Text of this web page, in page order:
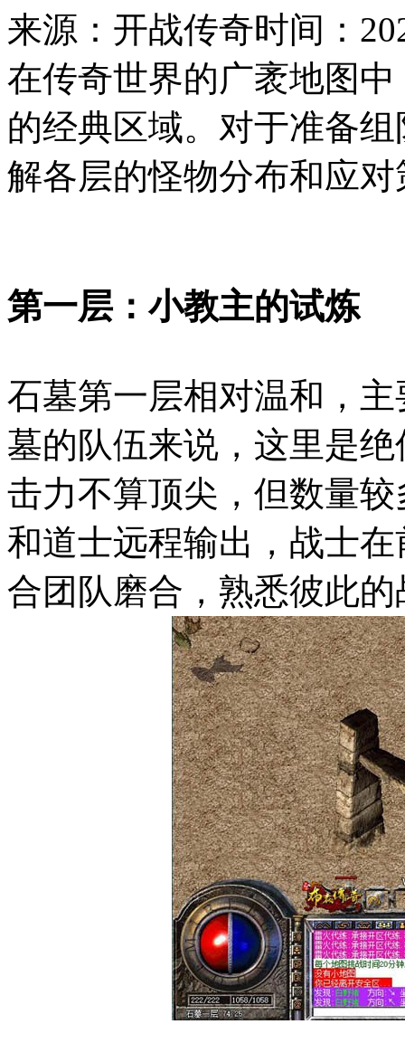
来源：开战传奇时间：
在传奇世界的广袤地图
的经典区域。对于准备
解各层的怪物分布和应
第一层：小教主的试炼
石墓第一层相对温和，
墓的队伍来说，这里是
击力不算顶尖，但数量
和道士远程输出，战士
合团队磨合，熟悉彼此